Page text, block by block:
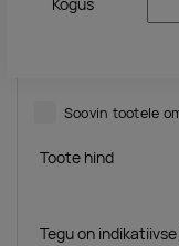
Kogus
Soovin tootele
Toote hind
Tegu on